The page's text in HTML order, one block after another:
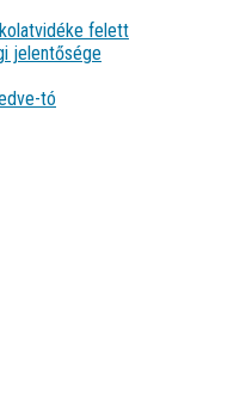
felett
jelentősége
tó